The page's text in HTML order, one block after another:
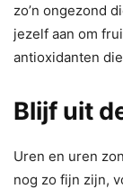
zo’n ongezond
jezelf aan om
antioxidanten
Blijf uit
Uren en uren
nog zo fijn zijn,